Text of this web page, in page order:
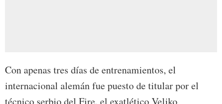
Con apenas tres días de entrenamientos, el
internacional alemán fue puesto de titular por el